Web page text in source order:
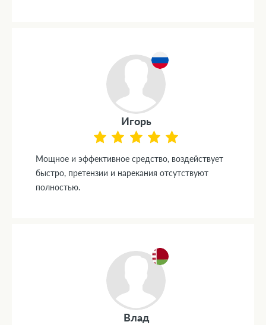
Игорь
Мощное и эффективное средство, воздействует
быстро, претензии и нарекания отсутствуют
полностью.
Влад